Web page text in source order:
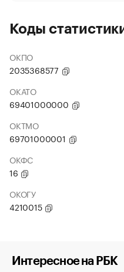
Коды
ОКПО
2035368577
ОКАТО
69401000000
ОКТМО
69701000001
ОКФС
16
ОКОГУ
4210015
Интересное на РБК